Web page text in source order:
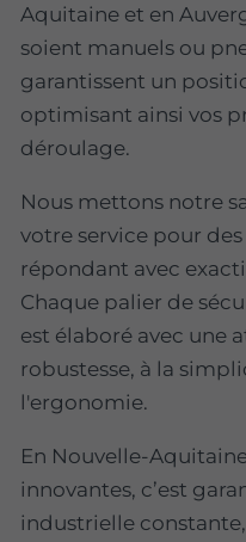
Aquitaine et en
soient manuels ou
garantissent un
optimisant ainsi vos
déroulage.
Nous mettons notre
votre service pour
répondant avec
Chaque palier de
est élaboré avec une
robustesse, à la
l'ergonomie.
En Nouvelle-
innovantes, c’est
industrielle